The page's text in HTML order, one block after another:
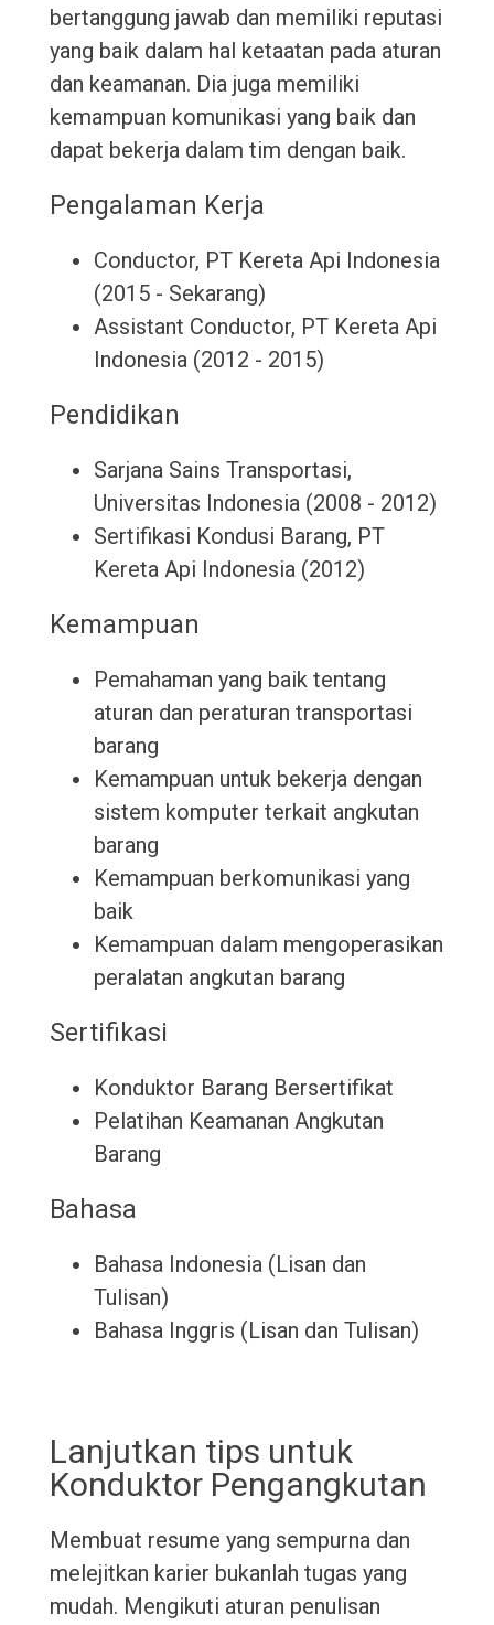
bertanggung jawab dan memiliki reputasi
yang baik dalam hal ketaatan pada aturan
dan keamanan. Dia juga memiliki
kemampuan komunikasi yang baik dan
dapat bekerja dalam tim dengan baik.
Pengalaman Kerja
Conductor, PT Kereta Api Indonesia
(2015 - Sekarang)
Assistant Conductor, PT Kereta Api
Indonesia (2012 - 2015)
Pendidikan
Sarjana Sains Transportasi,
Universitas Indonesia (2008 - 2012)
Sertifikasi Kondusi Barang, PT
Kereta Api Indonesia (2012)
Kemampuan
Pemahaman yang baik tentang
aturan dan peraturan transportasi
barang
Kemampuan untuk bekerja dengan
sistem komputer terkait angkutan
barang
Kemampuan berkomunikasi yang
baik
Kemampuan dalam mengoperasikan
peralatan angkutan barang
Sertifikasi
Konduktor Barang Bersertifikat
Pelatihan Keamanan Angkutan
Barang
Bahasa
Bahasa Indonesia (Lisan dan
Tulisan)
Bahasa Inggris (Lisan dan Tulisan)
Lanjutkan tips untuk
Konduktor Pengangkutan
Membuat resume yang sempurna dan
melejitkan karier bukanlah tugas yang
mudah. Mengikuti aturan penulisan